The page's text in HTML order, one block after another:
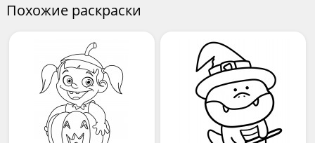
Похожие раскраски